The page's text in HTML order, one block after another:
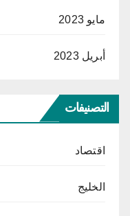
مايو 2023
أبريل 2023
التصنيفات
اقتصاد
الخليج